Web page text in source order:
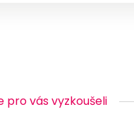
pro vás vyzkoušeli